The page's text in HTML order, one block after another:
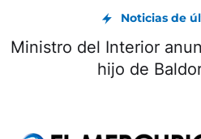
Noticias de
Ministro del Interior
hijo de